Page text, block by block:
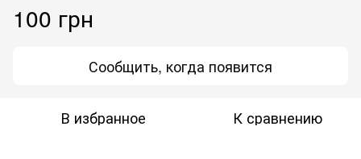
100 грн
Сообщить, когда появится
В избранное К сравнению